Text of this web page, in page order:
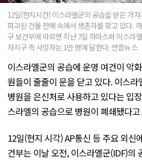
12일(현지시간) 이스라엘군의 공습을 받은 가
파괴된 건물 잔해 속에서 생존자를 찾고 있다.
구 보건부에 따르면 지난 7일 하마스와 이스라
자지구 측 사망자는 1만 명에 달한다. 연합뉴스
이스라엘군의 공습에 운영 여건이 악
원들이 줄줄이 문을 닫고 있다. 이스라
병원을 은신처로 사용하고 있다는 입
스라엘의 공습으로 병원이 폐쇄됐다
12일(현지 시각) AP통신 등 주요 외신
건부는 이날 오전, 이스라엘군(IDF)의